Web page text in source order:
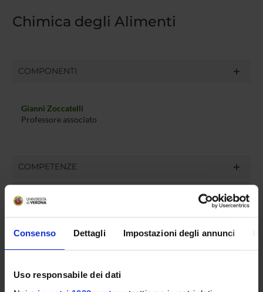
Consenso Dettagli Impostazioni degli annunci
Uso responsabile dei dati
Chimica degli Alimenti
COMPONENTI
Gianni Zoccatelli
Professore associato
COMPETENZE
AREE DI RICERCA